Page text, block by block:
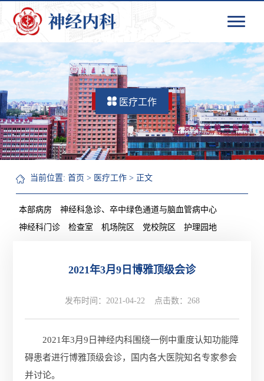
医疗工作
当前位置:首页 > 医疗工作 > 正文
本部病房
神经科急诊、卒中绿色通道与脑血管病中心
神经科门诊
检查室 机场院区 党校院区 护理园地
2021年3月9日博雅顶级会诊
发布时间：2021-04-22 点击数： 268
2021年3月9日神经内科围绕一例中重度认知功能障
碍患者进行博雅顶级会诊，国内各大医院知名专家参会
并讨论。